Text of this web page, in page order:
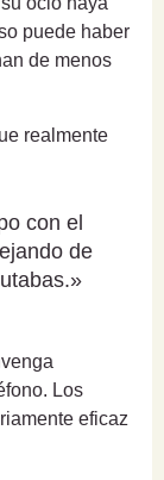
puede haber
de menos
realmente
con el
de
Los
eficaz